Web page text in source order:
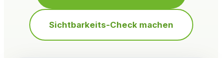
Sichtbarkeits-Check machen